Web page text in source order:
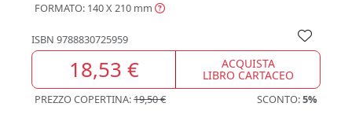
FORMATO: 140 X 210 mm
ISBN 9788830725959
18,53 € ACQUISTA
LIBRO CARTACEO
PREZZO COPERTINA:19,50 € SCONTO:5%